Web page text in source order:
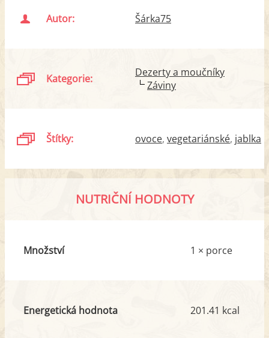
Autor: Šárka75
Kategorie:
Dezerty a moučníky
Záviny
Štítky: ovoce vegetariánské jablka
NUTRIČNÍ HODNOTY
Množství 1 × porce
Energetická hodnota 201.41 kcal